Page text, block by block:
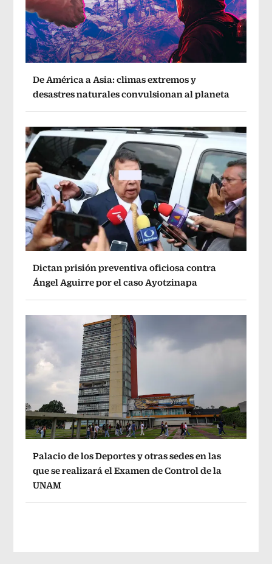
De América a Asia: climas extremos y
desastres naturales convulsionan al planeta
Dictan prisión preventiva oficiosa contra
Ángel Aguirre por el caso Ayotzinapa
Palacio de los Deportes y otras sedes en las
que se realizará el Examen de Control de la
UNAM